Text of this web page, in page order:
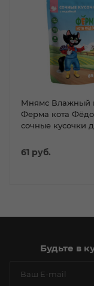
Мнямс Влажный
Ферма кота
сочные кусочки
61 руб.
Будьте в